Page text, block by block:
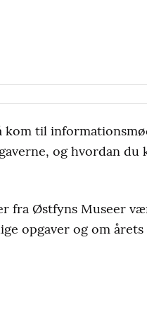
kom til
og hvordan du
fra Østfyns Museer
opgaver og om årets